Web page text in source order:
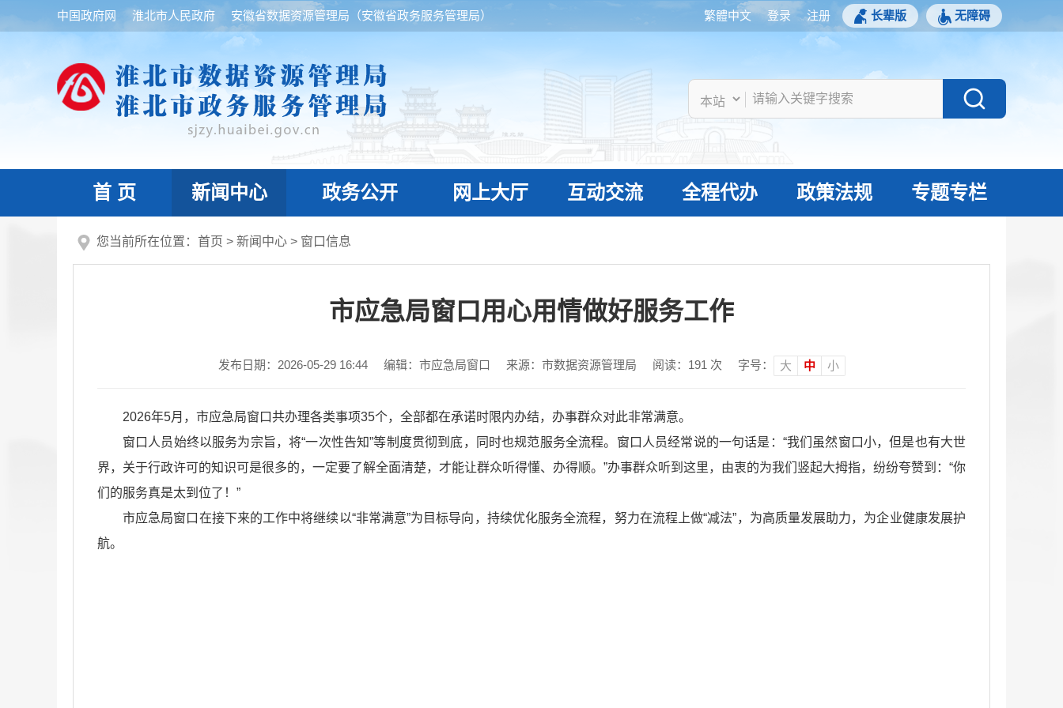
中国政府网 淮北市人民政府 安徽省数据资源管理局（安徽省政务服务管理局） 繁體中文 登录 注册 长辈版 无障碍
首 页 新闻中心 政务公开 网上大厅 互动交流 全程代办 政策法规 专题专栏
您当前所在位置： 首页 > 新闻中心 > 窗口信息
市应急局窗口用心用情做好服务工作
发布日期：2026-05-29 16:44 编辑：市应急局窗口 来源：市数据资源管理局 阅读： 191 次 字号： 大 中 小
2026年5月，市应急局窗口共办理各类事项35个，全部都在承诺时限内办结，办事群众对此非常满意。
窗口人员始终以服务为宗旨，将“一次性告知”等制度贯彻到底，同时也规范服务全流程。窗口人员经常说的一句话是：“我们虽然窗口小，但是也有大世
界，关于行政许可的知识可是很多的，一定要了解全面清楚，才能让群众听得懂、办得顺。”办事群众听到这里，由衷的为我们竖起大拇指，纷纷夸赞到：“你
们的服务真是太到位了！”
市应急局窗口在接下来的工作中将继续以“非常满意”为目标导向，持续优化服务全流程，努力在流程上做“减法”，为高质量发展助力，为企业健康发展护
航。